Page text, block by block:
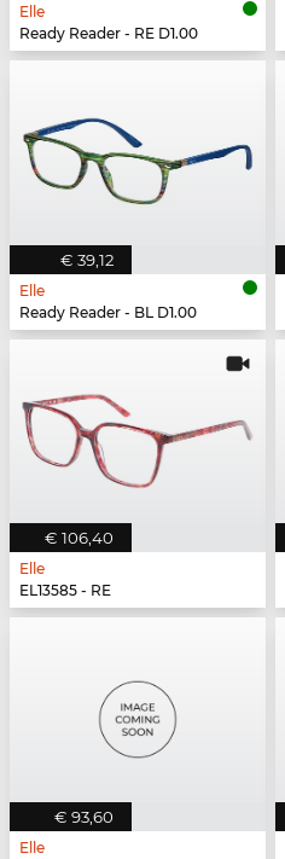
Elle
Ready Reader - RE D1.00
€ 39,12
Elle
Ready Reader - BL D1.00
€ 106,40
Elle
EL13585 - RE
€ 93,60
Elle